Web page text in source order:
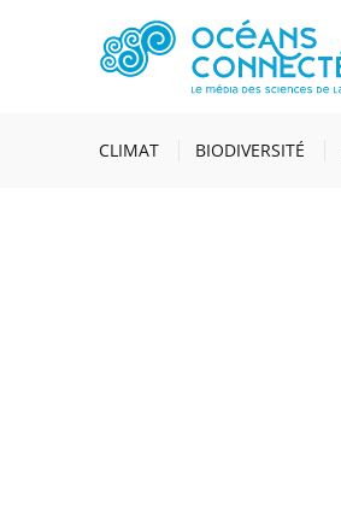
CLIMAT BIODIVERSITÉ